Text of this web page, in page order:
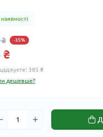
-35%
₴
385 ₴
дешевше?